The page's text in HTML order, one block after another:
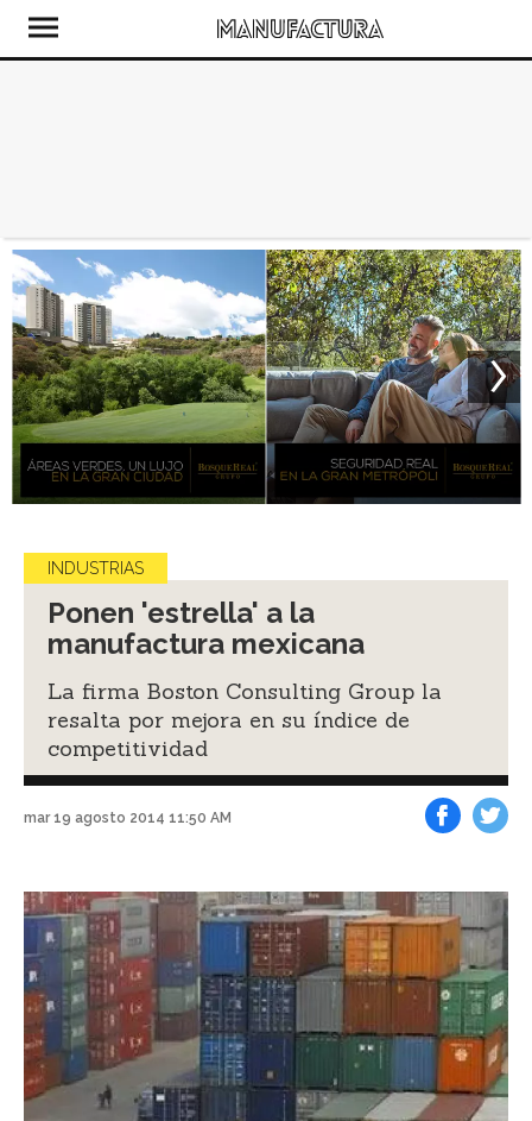
INDUSTRIAS
Ponen 'estrella' a la
manufactura mexicana
La firma Boston Consulting Group la
resalta por mejora en su índice de
competitividad
mar 19 agosto 2014 11:50 AM